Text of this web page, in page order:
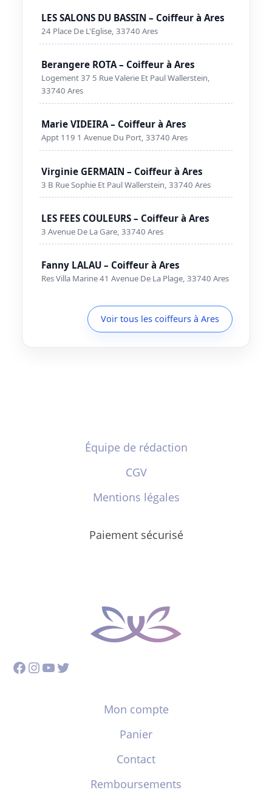
LES SALONS DU BASSIN – Coiffeur à Ares
24 Place De L'Eglise, 33740 Ares
Berangere ROTA – Coiffeur à Ares
Logement 37 5 Rue Valerie Et Paul Wallerstein,
33740 Ares
Marie VIDEIRA – Coiffeur à Ares
Appt 119 1 Avenue Du Port, 33740 Ares
Virginie GERMAIN – Coiffeur à Ares
3 B Rue Sophie Et Paul Wallerstein, 33740 Ares
LES FEES COULEURS – Coiffeur à Ares
3 Avenue De La Gare, 33740 Ares
Fanny LALAU – Coiffeur à Ares
Res Villa Marine 41 Avenue De La Plage, 33740 Ares
Voir tous les coiffeurs à Ares
Équipe de rédaction
CGV
Mentions légales
Paiement sécurisé
Facebook
Instagram
YouTube
Twitter
Mon compte
Panier
Contact
Remboursements